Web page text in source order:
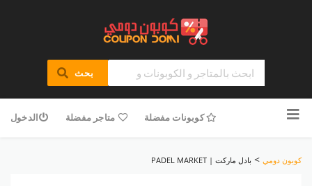
بحث
للمحتوى
كوبونات مفضلة متاجر مفضلة الدخول
كوبون دومي > بادل ماركت | PADEL MARKET